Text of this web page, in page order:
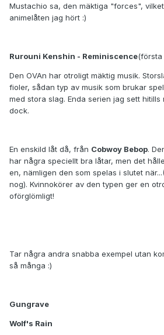
Mustachio sa, den mäktiga "forces",
animelåten jag hört :)
Rurouni Kenshin - Reminiscence(första
Den OVAn har otroligt mäktig musik.
fioler, sådan typ av musik som brukar
med stora slag. Enda serien jag sett
dock.
En enskild låt då, från Cobwoy Bebop.
har några speciellt bra låtar, men det
en, nämligen den som spelas i slutet
nog). Kvinnokörer av den typen ger en
oförglömligt!
Tar några andra snabba exempel utan
så många :)
Gungrave
Wolf's Rain